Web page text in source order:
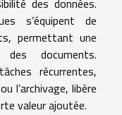
des données.
s’équipent de
permettant une
documents.
récurrentes,
l’archivage, libère
valeur ajoutée.